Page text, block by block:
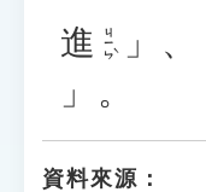
進 ㄐㄧㄣˋ 」、
」。
資料來源：